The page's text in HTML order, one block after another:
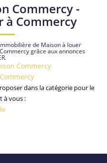
Commercy -
à Commercy
de Maison à louer
grâce aux annonces
Commercy
dans la catégorie pour le
à vous :